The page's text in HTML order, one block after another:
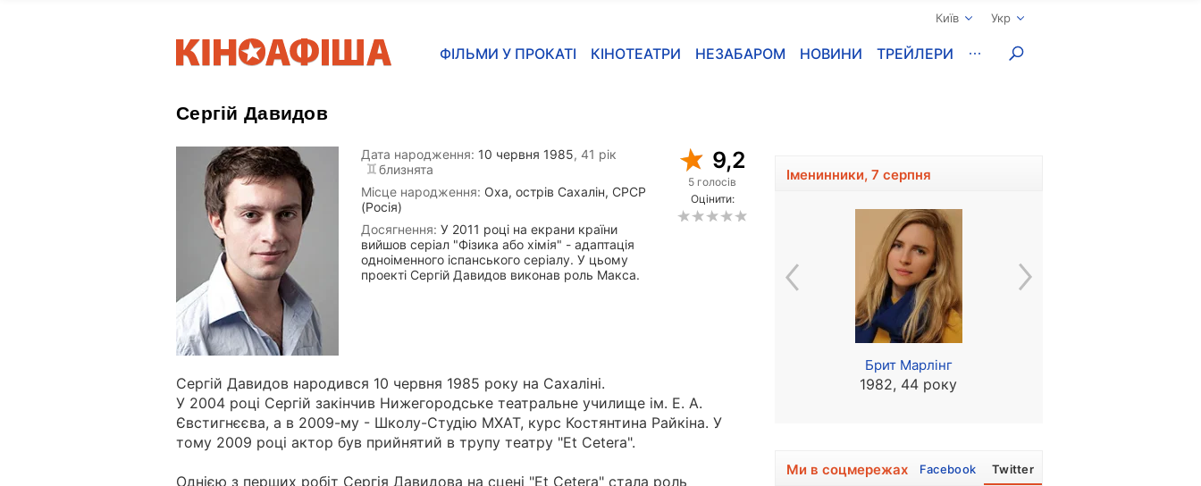
Київ Укр
ФІЛЬМИ У ПРОКАТІ КІНОТЕАТРИ НЕЗАБАРОМ НОВИНИ ТРЕЙЛЕРИ
Сергій Давидов
Дата народження: 10 червня 1985, 41 рік
близнята
Місце народження: Оха, острів Сахалін, СРСР
(Росія)
Досягнення: У 2011 році на екрани країни
вийшов серіал "Фізика або хімія" - адаптація
одноіменного іспанського серіалу. У цьому
проекті Сергій Давидов виконав роль Макса.
9,2
5 голосів
Оцінити:
Сергій Давидов народився 10 червня 1985 року на Сахаліні.
У 2004 році Сергій закінчив Нижегородське театральне училище ім. Е. А.
Євстигнєєва, а в 2009-му - Школу-Студію МХАТ, курс Костянтина Райкіна. У
тому 2009 році актор був прийнятий в трупу театру "Et Cetera".
Однією з перших робіт Сергія Давидова на сцені "Et Cetera" стала роль
Іменинники, 7 серпня
Брит Марлінг
1982, 44 року
Ми в соцмережах Facebook Twitter